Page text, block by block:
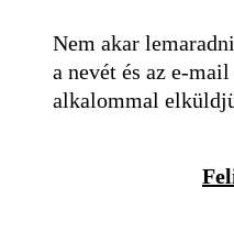
Nem akar
a nevét és az e-
alkalommal